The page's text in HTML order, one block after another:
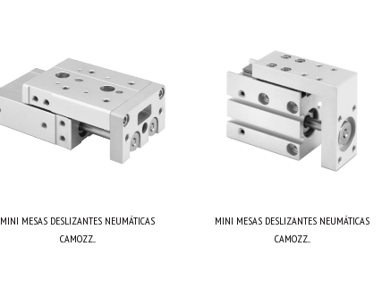
MINI MESAS DESLIZANTES NEUMÁTICAS
CAMOZZ...
MINI MESAS DESLIZANTES NEUMÁTICAS
CAMOZZ...